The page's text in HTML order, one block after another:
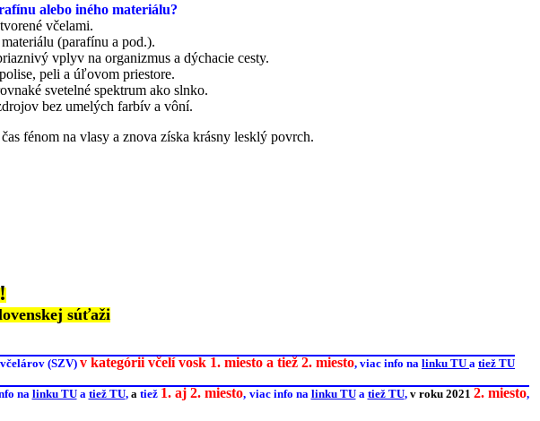
alebo iného materiálu?
včelami.
(parafínu a pod.).
vplyv na organizmus a dýchacie cesty.
peli a úľovom priestore.
svetelné spektrum ako slnko.
bez umelých farbív a vôní.
fénom na vlasy a znova získa krásny lesklý povrch.
súťaži
(SZV) v kategórii včelí vosk 1. miesto a tiež 2. miesto, viac info na linku TU a tiež TU
na linku TUa tiež TU, a tiež 1. aj 2. miesto, viac info na linku TU a tiež TU, v roku 2021 2. miesto,